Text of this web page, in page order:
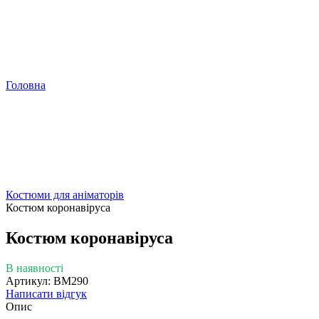
Головна
Костюми для аніматорів
Костюм коронавіруса
Костюм коронавіруса
В наявності
Артикул: ВМ290
Написати відгук
Опис